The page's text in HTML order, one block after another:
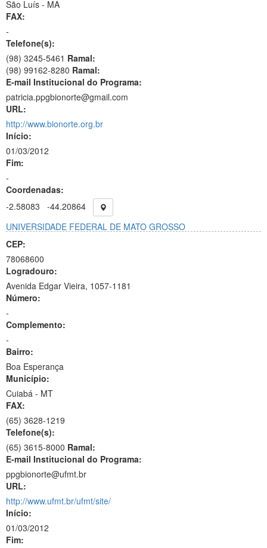
São Luís - MA
FAX:
-
Telefone(s):
(98) 3245-5461 Ramal:
(98) 99162-8280 Ramal:
E-mail Institucional do Programa:
patricia.ppgbionorte@gmail.com
URL:
http://www.bionorte.org.br
Início:
01/03/2012
Fim:
-
Coordenadas:
-2.58083
-44.20864
UNIVERSIDADE FEDERAL DE MATO GROSSO
CEP:
78068600
Logradouro:
Avenida Edgar Vieira, 1057-1181
Número:
-
Complemento:
-
Bairro:
Boa Esperança
Município:
Cuiabá - MT
FAX:
(65) 3628-1219
Telefone(s):
(65) 3615-8000 Ramal:
E-mail Institucional do Programa:
ppgbionorte@ufmt.br
URL:
http://www.ufmt.br/ufmt/site/
Início:
01/03/2012
Fim: